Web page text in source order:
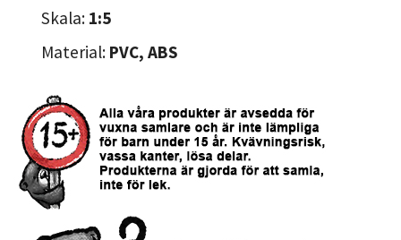
Skala: 1:5
Material: PVC, ABS